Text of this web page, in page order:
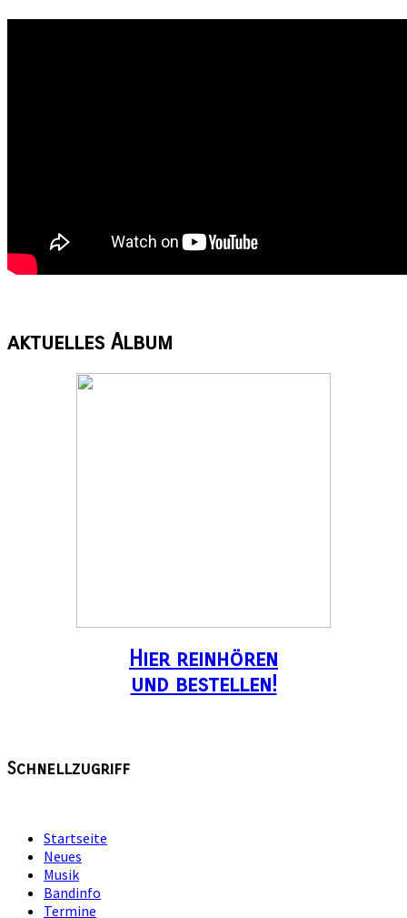
aktuelles Album
Hier reinhören
und bestellen!
Schnellzugriff
Startseite
Neues
Musik
Bandinfo
Termine